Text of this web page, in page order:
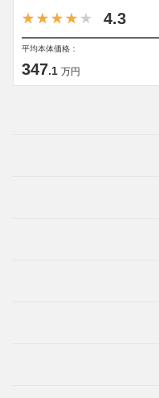
4.3
平均本体価格：
347.1 万円